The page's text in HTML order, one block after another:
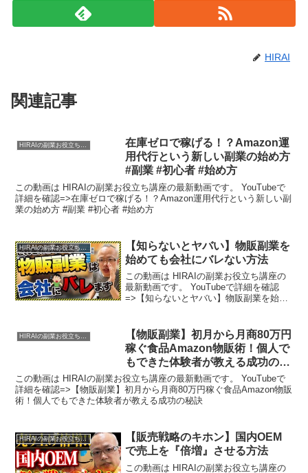
HIRAI
関連記事
在庫ゼロで稼げる！？Amazon運
用代行という新しい副業の始め方
#副業 #初心者 #始め方
この動画は HIRAIの副業お役立ち講座の最新動画です。 YouTubeで
詳細を確認=>在庫ゼロで稼げる！？Amazon運用代行という新しい副
業の始め方 #副業 #初心者 #始め方
【知らないとヤバい】物販副業を
始めても会社にバレない方法
この動画は HIRAIの副業お役立ち講座の
最新動画です。 YouTubeで詳細を確認
=>【知らないとヤバい】物販副業を始め
HIRAIの副業お役立ち講座
【物販副業】初月から月商80万円
稼ぐ食品Amazon物販術！個人で
もできた体験者が教える成功の秘
訣
この動画は HIRAIの副業お役立ち講座の最新動画です。 YouTubeで
詳細を確認=>【物販副業】初月から月商80万円稼ぐ食品Amazon物販
術！個人でもできた体験者が教える成功の秘訣
HIRAIの副業お役立ち講座
【販売戦略のキホン】国内OEM
で売上を『倍増』させる方法
この動画は HIRAIの副業お役立ち講座の